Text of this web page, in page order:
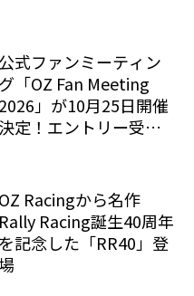
公式ファンミーティン
グ「OZ Fan Meeting
2026」が10月25日開催
決定！エントリー受付
OZ Racingから名作
Rally Racing誕生40周年
を記念した「RR40」登